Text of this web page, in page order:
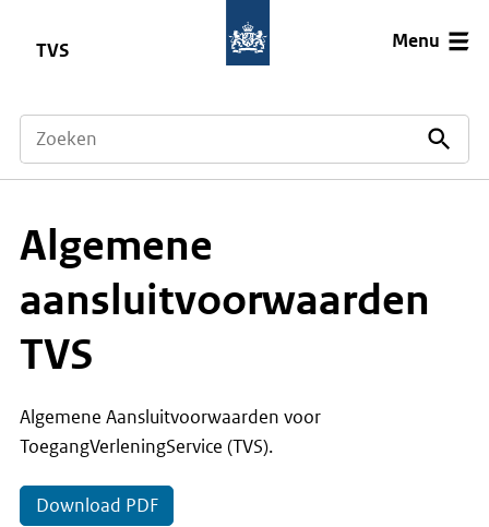
TVS Menu
Algemene
aansluitvoorwaarden
TVS
Algemene Aansluitvoorwaarden voor
ToegangVerleningService (TVS).
Download PDF